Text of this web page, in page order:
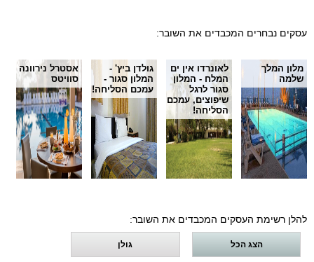
עסקים נבחרים המכבדים את השובר:
מלון המלך
שלמה
לאונרדו אין ים
המלח - המלון
סגור לרגל
שיפוצים, עמכם
הסליחה!
גולדן ביץ' -
המלון סגור -
עמכם הסליחה!
אסטרל נירוונה
סוויטס
להלן רשימת העסקים המכבדים את השובר:
הצג הכל גולן